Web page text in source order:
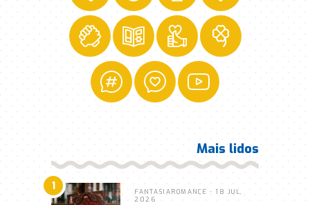
Mais lidos
1 FANTASIAROMANCE • 18 JUL,
2026